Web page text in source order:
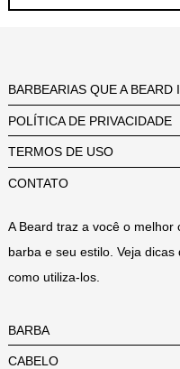
BARBEARIAS QUE A BEARD
POLÍTICA DE PRIVACIDADE
TERMOS DE USO
CONTATO
A Beard traz a você o
barba e seu estilo. Veja
como utiliza-los.
BARBA
CABELO